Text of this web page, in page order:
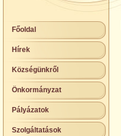
Főoldal
Hírek
Községünkről
Önkormányzat
Pályázatok
Szolgáltatások